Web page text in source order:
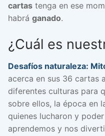
cartas tenga en ese
habrá ganado.
¿Cuál es
Desafíos naturaleza:
acerca en sus 36 cartas
diferentes culturas para
sobre ellos, la época en
quienes lucharon y
aprendemos y nos